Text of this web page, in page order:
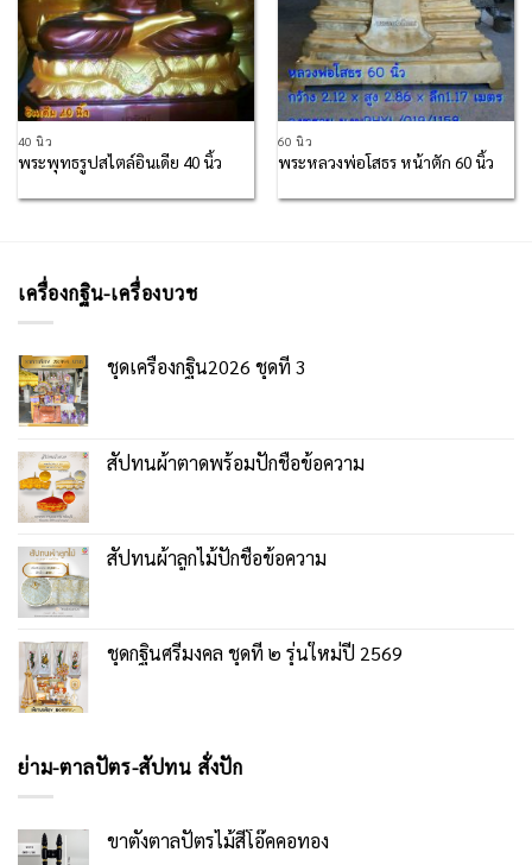
40 นิ้ว
พระพุทธรูปสไตล์อินเดีย 40 นิ้ว
60 นิ้ว
พระหลวงพ่อโสธร หน้าตัก 60 นิ้ว
เครื่องกฐิน-เครื่องบวช
ชุดเครื่องกฐิน2026 ชุดที่ 3
สัปทนผ้าตาดพร้อมปักชื่อข้อความ
สัปทนผ้าลูกไม้ปักชื่อข้อความ
ชุดกฐินศรีมงคล ชุดที่ ๒ รุ่นใหม่ปี 2569
ย่าม-ตาลปัตร-สัปทน สั่งปัก
ขาตั้งตาลปัตรไม้สีโอ๊คคอทอง